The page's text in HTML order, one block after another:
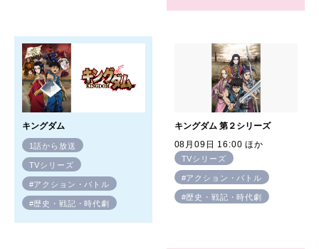
キングダム
1話から放送
TVシリーズ
#アクション・バトル
#歴史・戦記・時代劇
キングダム 第２シリーズ
08月09日 16:00 ほか
TVシリーズ
#アクション・バトル
#歴史・戦記・時代劇